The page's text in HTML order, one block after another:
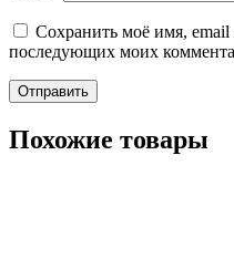
Сохранить моё имя, email
последующих моих
Похожие товары